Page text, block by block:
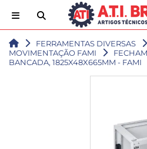
FERRAMENTAS DIVERSAS
MOVIMENTAÇÃO FAMI
BANCADA, 1825X48X665MM - FAMI